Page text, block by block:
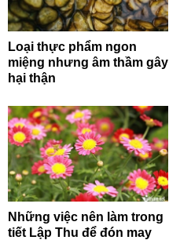
Loại thực phẩm ngon
miệng nhưng âm thầm gây
hại thận
Những việc nên làm trong
tiết Lập Thu để đón may